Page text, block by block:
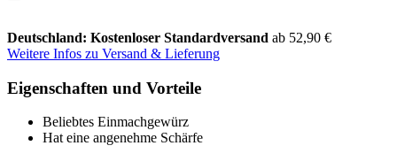
Deutschland: Kostenloser Standardversand ab 52,90 €
Weitere Infos zu Versand & Lieferung
Eigenschaften und Vorteile
Beliebtes Einmachgewürz
Hat eine angenehme Schärfe